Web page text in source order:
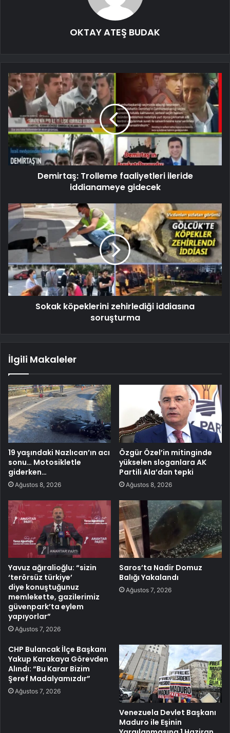
OKTAY ATEŞ BUDAK
Demirtaş: Trolleme faaliyetleri ileride
iddianameye gidecek
Sokak köpeklerini zehirlediği iddiasına
soruşturma
İlgili Makaleler
19 yaşındaki Nazlıcan’ın acı
sonu… Motosikletle
giderken…
Ağustos 8, 2026
Özgür Özel’in mitinginde
yükselen sloganlara AK
Partili Ala’dan tepki
Ağustos 8, 2026
Yavuz ağıralioğlu: “sizin
‘terörsüz türkiye’
diye konuştuğunuz
memlekette, gazilerimiz
güvenpark’ta eylem
yapıyorlar”
Ağustos 7, 2026
Saros’ta Nadir Domuz
Balığı Yakalandı
Ağustos 7, 2026
CHP Bulancak İlçe Başkanı
Yakup Karakaya Görevden
Alındı: “Bu Karar Bizim
Şeref Madalyamızdır”
Ağustos 7, 2026
Venezuela Devlet Başkanı
Maduro ile Eşinin